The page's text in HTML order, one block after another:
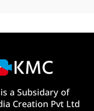
a Subsidary of
Creation Pvt Ltd